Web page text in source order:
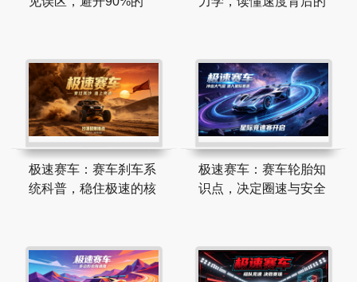
极速赛车：赛车刹车系
统科普，稳住极速的核
极速赛车：赛车轮胎知
识点，决定圈速与安全